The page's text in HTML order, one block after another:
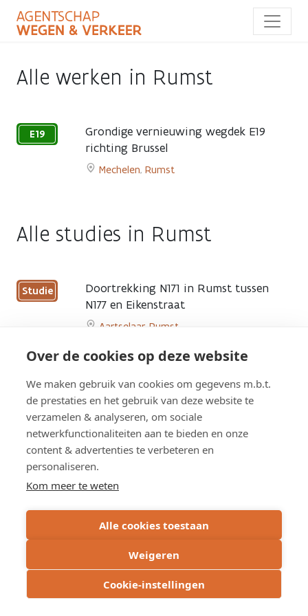
Over de cookies op deze website
We maken gebruik van cookies om gegevens m.b.t.
de prestaties en het gebruik van deze website te
verzamelen & analyseren, om sociale
netwerkfunctionaliteiten aan te bieden en onze
content & advertenties te verbeteren en
personaliseren.
Kom meer te weten
Alle cookies toestaan
Weigeren
Cookie-instellingen
naar
inhoud
gaanAlle werken in Rumst
E19
Grondige vernieuwing wegdek E19
richting Brussel
Mechelen, Rumst
juni
2026
vernieuwing
wegdek
Brussel
page
Alle studies in Rumst
Studie
Doortrekking N171 in Rumst tussen
N177 en Eikenstraat
Aartselaar, Rumst
to
N171
in
Rumst
tussen
N177
en
page
Overzicht werken
Overzicht studies